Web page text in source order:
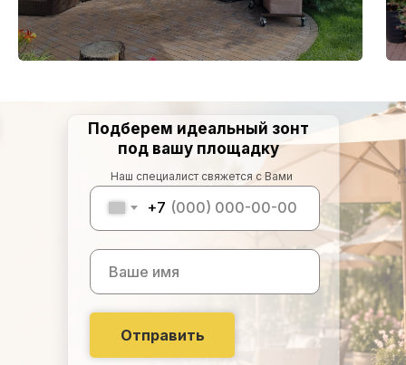
+7
Отправить
Подберем идеальный зонт
под вашу площадку
Наш специалист свяжется с Вами